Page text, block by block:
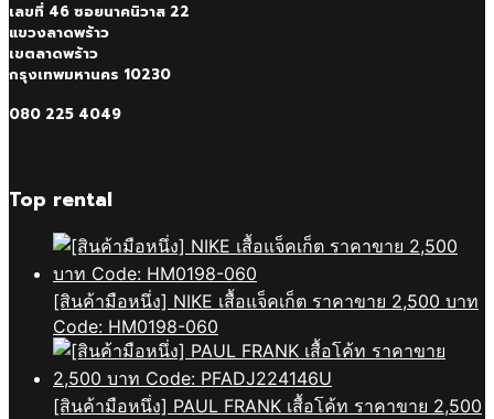
เลขที่ 46 ซอยนาคนิวาส 22
แขวงลาดพร้าว
เขตลาดพร้าว
กรุงเทพมหานคร 10230
080 225 4049
Top rental
[สินค้ามือหนึ่ง] NIKE เสื้อแจ็คเก็ต ราคาขาย 2,500 บาท
Code: HM0198-060
[สินค้ามือหนึ่ง] PAUL FRANK เสื้อโค้ท ราคาขาย 2,500